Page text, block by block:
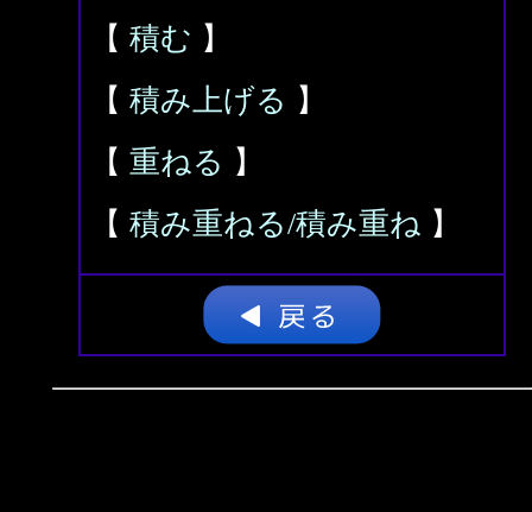
【 積む 】
【 積み上げる 】
【 重ねる 】
【 積み重ねる/積み重ね 】